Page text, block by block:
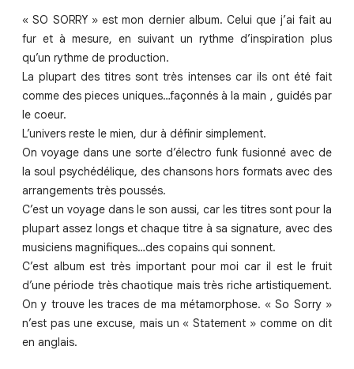
« SO SORRY » est mon dernier album. Celui que j’ai fait au
fur et à mesure, en suivant un rythme d’inspiration plus
qu’un rythme de production.
La plupart des titres sont très intenses car ils ont été fait
comme des pieces uniques…façonnés à la main , guidés par
le coeur.
L’univers reste le mien, dur à définir simplement.
On voyage dans une sorte d’électro funk fusionné avec de
la soul psychédélique, des chansons hors formats avec des
arrangements très poussés.
C’est un voyage dans le son aussi, car les titres sont pour la
plupart assez longs et chaque titre à sa signature, avec des
musiciens magnifiques…des copains qui sonnent.
C’est album est très important pour moi car il est le fruit
d’une période très chaotique mais très riche artistiquement.
On y trouve les traces de ma métamorphose. « So Sorry »
n’est pas une excuse, mais un « Statement » comme on dit
en anglais.